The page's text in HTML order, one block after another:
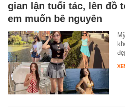
gian lận tuổi tác, lên đồ
em muốn bê nguyên